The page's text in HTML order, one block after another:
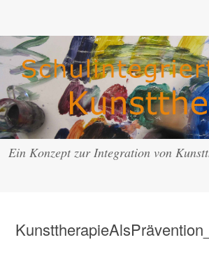
Ein Konzept zur Integration von